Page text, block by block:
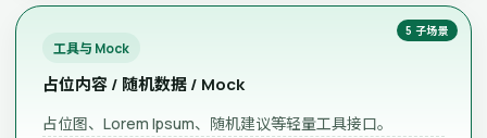
工具与 Mock
占位内容 / 随机数据 / Mock
占位图、Lorem Ipsum、随机建议等轻量工具接口。